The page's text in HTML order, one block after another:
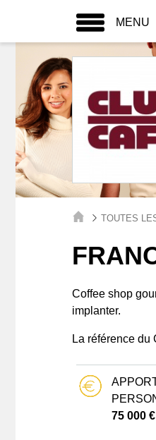
MENU
TOUTES
Coffee shop
implanter.
La référence du
75 000 €